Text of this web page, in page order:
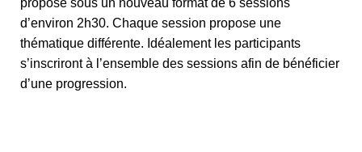
d’environ 2h30. Chaque session propose une
thématique différente. Idéalement les participants
s’inscriront à l’ensemble des sessions afin de bénéficier
d’une progression.